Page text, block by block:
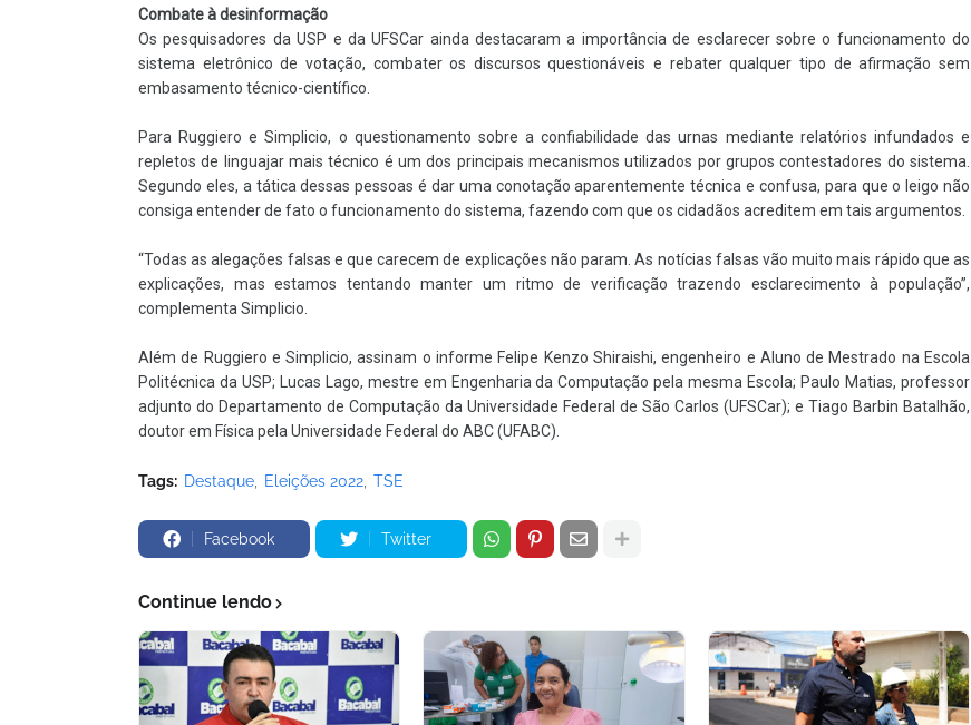
Combate à desinformação
Os pesquisadores da USP e da UFSCar ainda destacaram a importância de esclarecer sobre o funcionamento do
sistema eletrônico de votação, combater os discursos questionáveis e rebater qualquer tipo de afirmação sem
embasamento técnico-científico.
Para Ruggiero e Simplicio, o questionamento sobre a confiabilidade das urnas mediante relatórios infundados e
repletos de linguajar mais técnico é um dos principais mecanismos utilizados por grupos contestadores do sistema.
Segundo eles, a tática dessas pessoas é dar uma conotação aparentemente técnica e confusa, para que o leigo não
consiga entender de fato o funcionamento do sistema, fazendo com que os cidadãos acreditem em tais argumentos.
“Todas as alegações falsas e que carecem de explicações não param. As notícias falsas vão muito mais rápido que as
explicações, mas estamos tentando manter um ritmo de verificação trazendo esclarecimento à população”,
complementa Simplicio.
Além de Ruggiero e Simplicio, assinam o informe Felipe Kenzo Shiraishi, engenheiro e Aluno de Mestrado na Escola
Politécnica da USP; Lucas Lago, mestre em Engenharia da Computação pela mesma Escola; Paulo Matias, professor
adjunto do Departamento de Computação da Universidade Federal de São Carlos (UFSCar); e Tiago Barbin Batalhão,
doutor em Física pela Universidade Federal do ABC (UFABC).
Tags: Destaque Eleições 2022 TSE
Facebook Twitter
Continue lendo